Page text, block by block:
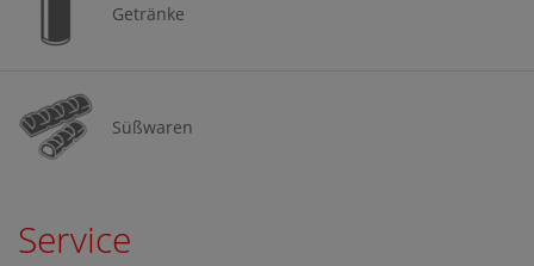
Getränke
Süßwaren
Service